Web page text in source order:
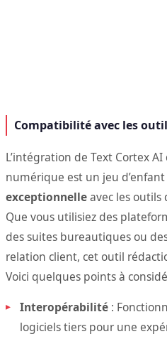
Compatibilité avec les
L’intégration de Text Cortex
numérique est un jeu d’enfant
exceptionnelleavec les outils
Que vous utilisiez des
des suites bureautiques ou
relation client, cet outil
Voici quelques points à
Interopérabilité :
logiciels tiers pour une